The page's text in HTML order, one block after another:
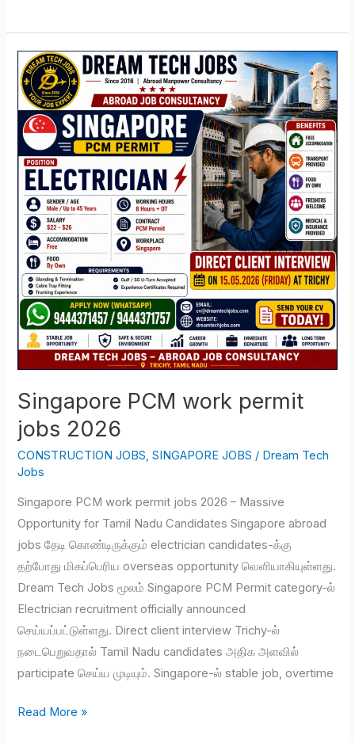
Singapore PCM work permit
jobs 2026
CONSTRUCTION JOBS,SINGAPORE JOBS / Dream Tech
Jobs
Singapore PCM work permit jobs 2026 – Massive
Opportunity for Tamil Nadu Candidates Singapore abroad
jobs தேடி கொண்டிருக்கும் electrician candidates-க்கு
தற்போது மிகப்பெரிய overseas opportunity வெளியாகியுள்ளது.
Dream Tech Jobs மூலம் Singapore PCM Permit category-ல்
Electrician recruitment officially announced
செய்யப்பட்டுள்ளது. Direct client interview Trichy-ல்
நடைபெறுவதால் Tamil Nadu candidates அதிக அளவில்
participate செய்ய முடியும். Singapore-ல் stable job, overtime
Singapore
PCM
work
permit
jobs
2026
Read More »